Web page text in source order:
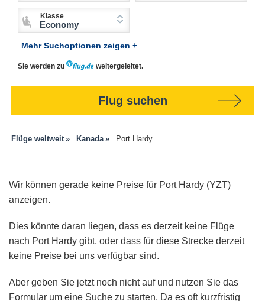
Klasse
Economy
Mehr Suchoptionen zeigen +
Sie werden zu weitergeleitet.
Flug suchen
Flüge weltweit Kanada Port Hardy
Wir können gerade keine Preise für Port Hardy (YZT)
anzeigen.
Dies könnte daran liegen, dass es derzeit keine Flüge
nach Port Hardy gibt, oder dass für diese Strecke derzeit
keine Preise bei uns verfügbar sind.
Aber geben Sie jetzt noch nicht auf und nutzen Sie das
Formular um eine Suche zu starten. Da es oft kurzfristig